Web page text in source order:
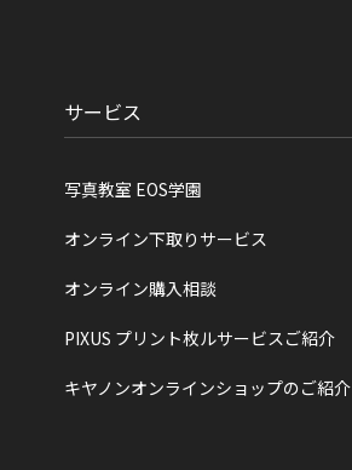
サービス
写真教室 EOS学園
オンライン下取りサービス
オンライン購入相談
PIXUS プリント枚ルサービスご紹介
キヤノンオンラインショップのご紹介